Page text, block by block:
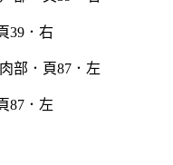
39．右
87．左